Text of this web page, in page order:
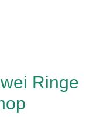
Ringe